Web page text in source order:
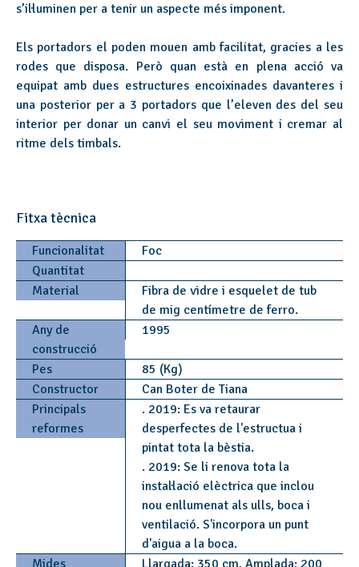
s’il·luminen per a tenir un aspecte més imponent.
Els portadors el poden mouen amb facilitat, gracies a les
rodes que disposa. Però quan està en plena acció va
equipat amb dues estructures encoixinades davanteres i
una posterior per a 3 portadors que l’eleven des del seu
interior per donar un canvi el seu moviment i cremar al
ritme dels timbals.
Fitxa tècnica
Funcionalitat
Foc
Quantitat
Material
Fibra de vidre i esquelet de tub
de mig centímetre de ferro.
Any de
construcció
1995
Pes
85 (Kg)
Constructor
Can Boter de Tiana
Principals
reformes
. 2019: Es va retaurar
desperfectes de l'estructua i
pintat tota la bèstia.
. 2019: Se li renova tota la
instal·lació elèctrica que inclou
nou enllumenat als ulls, boca i
ventilació. S'incorpora un punt
d'aigua a la boca.